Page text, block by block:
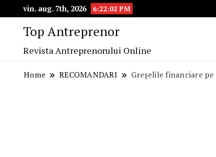
vin. aug. 7th, 2026 6:22:03 PM
Top Antreprenor
Revista Antreprenorului Online
Home RECOMANDARI Greșelile financiare